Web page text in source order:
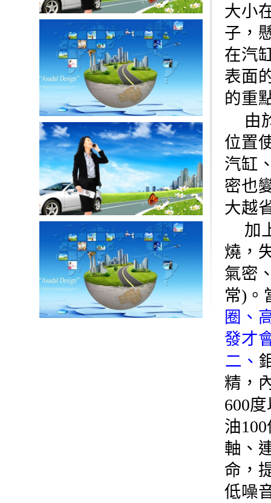
大小
子，
在汽
表面
的重
由
位置
汽缸
密也
大越
加
燒，
氣密
常)。
圈、
發才
二、
精，
600
油
軸、
命，
低噪